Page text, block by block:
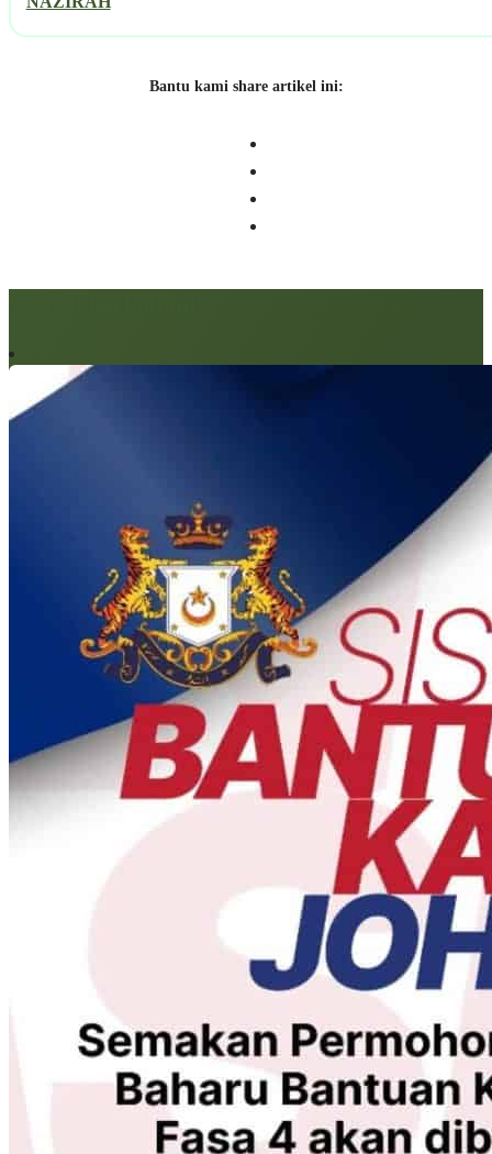
Bantu kami share artikel ini: